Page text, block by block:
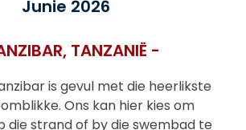
Junie 2026
TANZANIË -
is gevul met die heerlikste
Ons kan hier kies om
die strand of by die swembad te